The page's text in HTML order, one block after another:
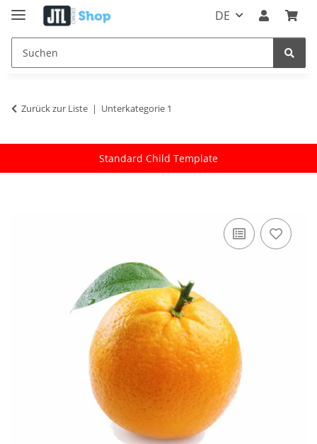
DE
Zurück zur Liste Unterkategorie 1
Standard Child Template